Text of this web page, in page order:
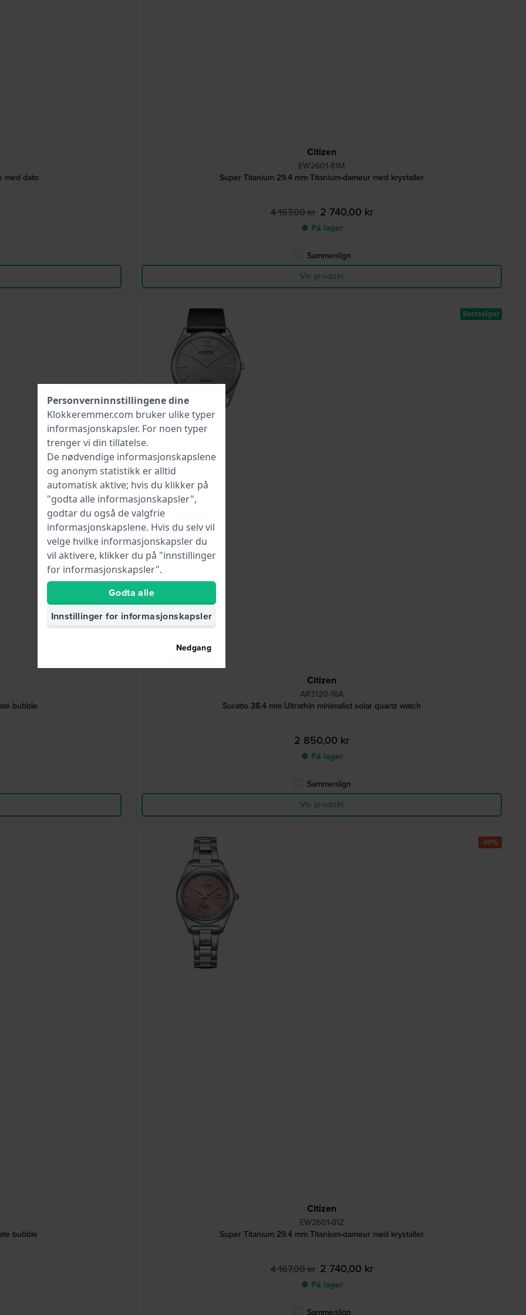
med dato
Citizen
EW2601-81M
Super Titanium 29.4 mm Titanium-dameur med krystaller
4 167,00 kr 2 740,00 kr
● På lager
Sammenlign
Vis produkt
bubble
Citizen
AR3120-16A
Suratto 38.4 mm Ultrathin minimalist solar quartz watch
2 850,00 kr
● På lager
Sammenlign
Vis produkt
Bestselger
bubble
Citizen
EW2601-81Z
Super Titanium 29.4 mm Titanium-dameur med krystaller
4 167,00 kr 2 740,00 kr
● På lager
Sammenlign
-30%.
Personverninnstillingene dine
Klokkeremmer.com bruker ulike typer
informasjonskapsler. For noen typer
trenger vi din tillatelse.
De nødvendige informasjonskapslene
og anonym statistikk er alltid
automatisk aktive; hvis du klikker på
"godta alle informasjonskapsler",
godtar du også de valgfrie
informasjonskapslene. Hvis du selv vil
velge hvilke informasjonskapsler du
vil aktivere, klikker du på "innstillinger
for informasjonskapsler".
Godta alle
Innstillinger for informasjonskapsler
Nedgang